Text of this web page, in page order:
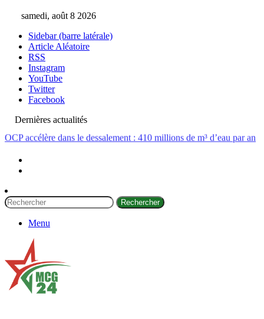
samedi, août 8 2026
Sidebar (barre latérale)
Article Aléatoire
RSS
Instagram
YouTube
Twitter
Facebook
Dernières actualités
OCP accélère dans le dessalement : 410 millions de m³ d’eau par an
Rechercher
Menu